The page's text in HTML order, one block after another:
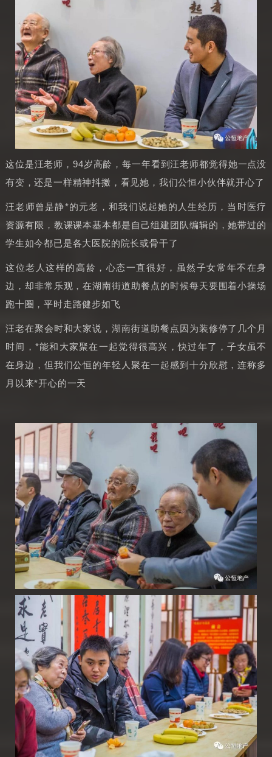
这位是汪老师，94岁高龄，每一年看到汪老师都觉得她一点没
有变，还是一样精神抖擞，看见她，我们公恒小伙伴就开心了
汪老师曾是静*的元老，和我们说起她的人生经历，当时医疗
资源有限，教课课本基本都是自己组建团队编辑的，她带过的
学生如今都已是各大医院的院长或骨干了
这位老人这样的高龄，心态一直很好，虽然子女常年不在身
边，却非常乐观，在湖南街道助餐点的时候每天要围着小操场
跑十圈，平时走路健步如飞
汪老在聚会时和大家说，湖南街道助餐点因为装修停了几个月
时间，*能和大家聚在一起觉得很高兴，快过年了，子女虽不
在身边，但我们公恒的年轻人聚在一起感到十分欣慰，连称多
月以来*开心的一天